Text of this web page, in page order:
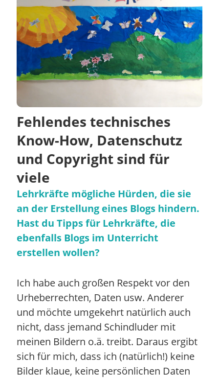
Fehlendes technisches
Know-How, Datenschutz
und Copyright sind für
viele
Lehrkräfte mögliche Hürden, die sie
an der Erstellung eines Blogs hindern.
Hast du Tipps für Lehrkräfte, die
ebenfalls Blogs im Unterricht
erstellen wollen?
Ich habe auch großen Respekt vor den
Urheberrechten, Daten usw. Anderer
und möchte umgekehrt natürlich auch
nicht, dass jemand Schindluder mit
meinen Bildern o.ä. treibt. Daraus ergibt
sich für mich, dass ich (natürlich!) keine
Bilder klaue, keine persönlichen Daten